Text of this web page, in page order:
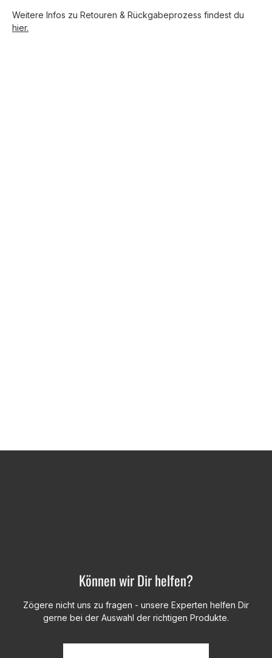
Weitere Infos zu Retouren & Rückgabeprozess findest du
hier.
Können wir Dir helfen?
Zögere nicht uns zu fragen - unsere Experten helfen Dir
gerne bei der Auswahl der richtigen Produkte.